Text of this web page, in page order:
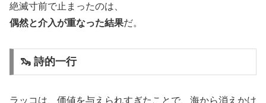
絶滅寸前で止まったのは、
偶然と介入が重なった結果だ。
🦦 詩的一行
ラッコは、価値を与えられすぎたことで、海から消えかけ